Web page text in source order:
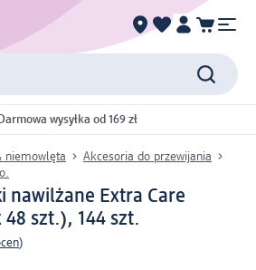
Darmowa wysyłka od 169 zł
niemowlęta
Akcesoria do przewijania
nawilżane Extra Care
48 szt.), 144 szt.
)